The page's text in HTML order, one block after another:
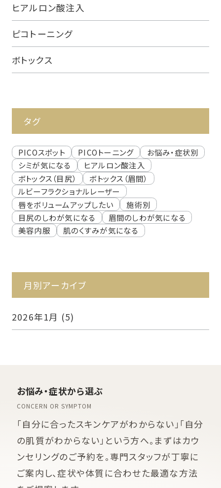
ヒアルロン酸注入
ピコトーニング
ボトックス
タグ
PICOスポット PICOトーニング
お悩み・症状別
シミが気になる
ヒアルロン酸注入
ボトックス（目尻）
ボトックス（眉間）
ルビーフラクショナルレーザー
唇をボリュームアップしたい
施術別
目尻のしわが気になる
眉間のしわが気になる
美容内服
肌のくすみが気になる
月別アーカイブ
2026年1月 (5)
お悩み・症状から選ぶ
CONCERN OR SYMPTOM
「自分に合ったスキンケアがわからない」「自分
の肌質がわからない」という方へ。まずはカウ
ンセリングのご予約を。専門スタッフが丁寧に
ご案内し、症状や体質に合わせた最適な方法